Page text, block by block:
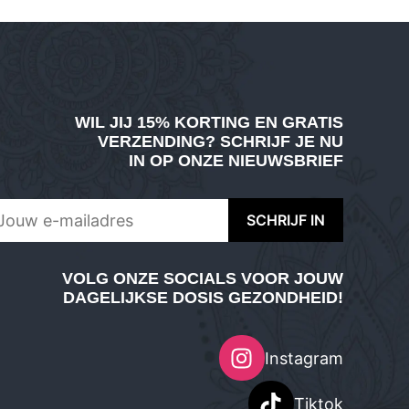
WIL JIJ 15% KORTING EN GRATIS
VERZENDING? SCHRIJF JE NU
IN OP ONZE NIEUWSBRIEF
VOLG ONZE SOCIALS VOOR JOUW
DAGELIJKSE DOSIS GEZONDHEID!
Instagram
Tiktok